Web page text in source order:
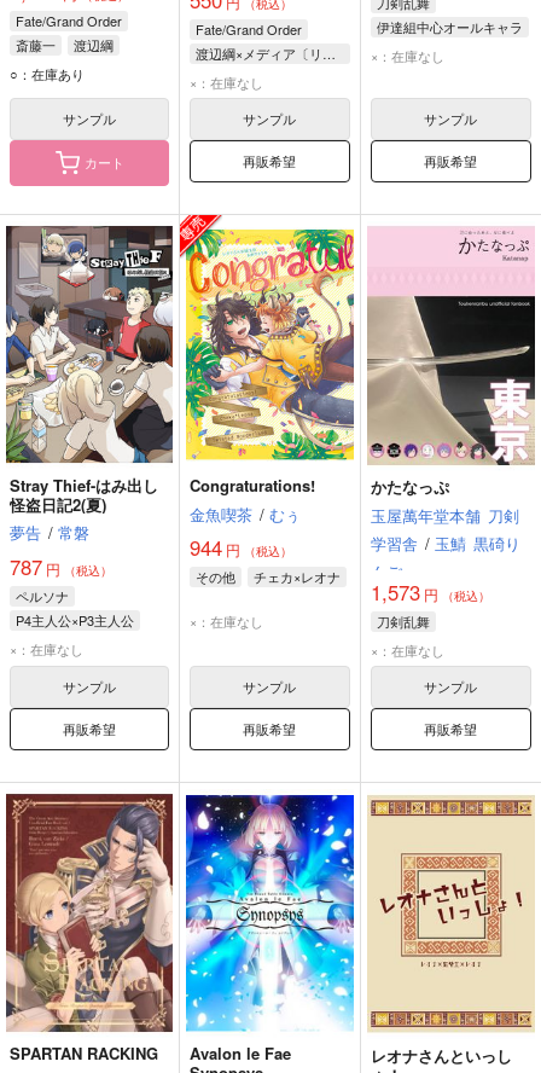
Fate/Grand Order
斎藤一
渡辺綱
○：在庫あり
サンプル
カート
Fate/Grand Order
渡辺綱×メディア〔リリィ〕
渡辺綱
メディア〔リリィ〕
×：在庫なし
サンプル
再販希望
伊達組中心オールキャラ
鶴丸国永
×：在庫なし
サンプル
再販希望
Stray Thief-はみ出し
怪盗日記2(夏)
夢告 / 常磐
787 円 （税込）
ペルソナ
P4主人公×P3主人公
P5主人公
P4主人公
×：在庫なし
サンプル
再販希望
Congraturations!
金魚喫茶 / むぅ
944 円 （税込）
その他 チェカ×レオナ
×：在庫なし
サンプル
再販希望
かたなっぷ
玉屋萬年堂本舗 刀剣
学習舎 / 玉鯖 黒碕り
んご
1,573円 （税込）
刀剣乱舞
×：在庫なし
サンプル
再販希望
SPARTAN RACKING
Avalon le Fae
レオナさんといっし